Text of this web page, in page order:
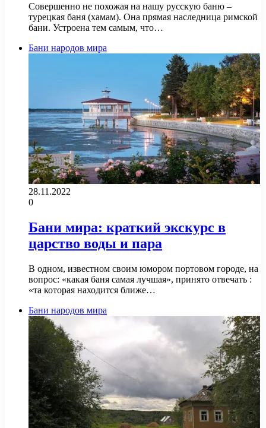
Совершенно не похожая на нашу русскую баню –
турецкая баня (хамам). Она прямая наследница римской
бани. Устроена тем самым, что…
Бани народов мира
28.11.2022
0
Бани мира: краткий экскурс в
царство воды и пара
В одном, известном своим юмором портовом городе, на
вопрос: «какая баня самая лучшая», принято отвечать :
«та которая находится ближе…
Бани народов мира